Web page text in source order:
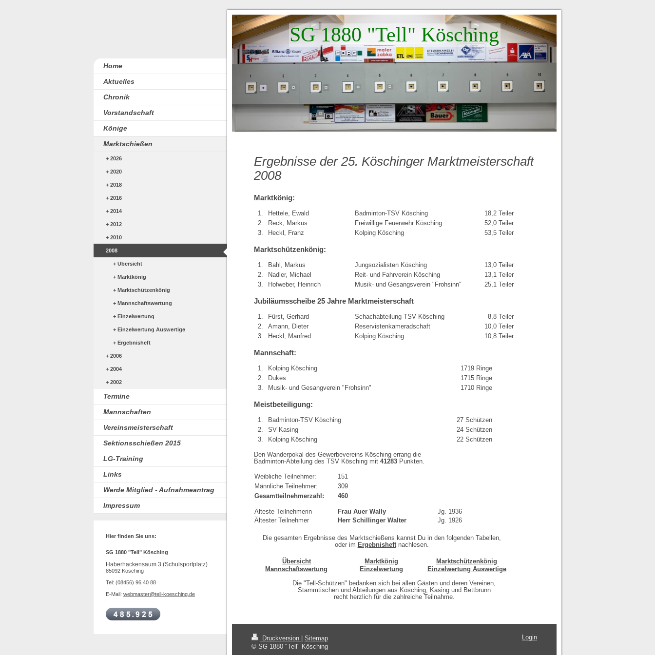
SG 1880 "Tell" Kösching
Ergebnisse der 25. Köschinger Marktmeisterschaft
2008
Marktkönig:
1. Hettele, Ewald Badminton-TSV Kösching
18,2 Teiler
2.
Reck, Markus Freiwillige Feuerwehr Kösching
52,0 Teiler
3.
Heckl, Franz Kolping Kösching 53,5 Teiler
Marktschützenkönig:
1. Bahl, Markus Jungsozialisten Kösching
13,0 Teiler
2.
Nadler, Michael Reit- und Fahrverein Kösching
13,1 Teiler
3.
Hofweber, Heinrich Musik- und Gesangsverein "Frohsinn" 25,1 Teiler
Jubiläumsscheibe 25 Jahre Marktmeisterschaft
1. Fürst, Gerhard Schachabteilung-TSV Kösching
8,8 Teiler
2.
Amann, Dieter Reservistenkameradschaft
10,0 Teiler
3.
Heckl, Manfred Kolping Kösching 10,8 Teiler
Mannschaft:
1. Kolping Kösching
1719 Ringe
2.
Dukes
1715 Ringe
3.
Musik- und Gesangverein "Frohsinn" 1710 Ringe
Meistbeteiligung:
1. Badminton-TSV Kösching
27 Schützen
2.
SV Kasing
24 Schützen
3.
Kolping Kösching 22 Schützen
Den Wanderpokal des Gewerbevereins Kösching errang die
Badminton-Abteilung des TSV Kösching mit 41283Punkten.
Weibliche Teilnehmer:
151
Männliche Teilnehmer:
309
Gesamtteilnehmerzahl:
460
Älteste Teilnehmerin Frau Auer Wally
Jg. 1936
Ältester Teilnehmer
Herr Schillinger Walter Jg. 1926
Die gesamten Ergebnisse des Marktschießens kannst Du in den folgenden Tabellen,
oder im Ergebnisheftnachlesen.
Übersicht Marktkönig
Marktschützenkönig
Mannschaftswertung
Einzelwertung Einzelwertung Auswertige
Die "Tell-Schützen" bedanken sich bei allen Gästen und deren Vereinen,
Stammtischen und Abteilungen aus Kösching, Kasing und Bettbrunn
recht herzlich für die zahlreiche Teilnahme.
Druckversion
Sitemap
© SG 1880 "Tell" Kösching
Login
Home
Aktuelles
Chronik
Vorstandschaft
Könige
Marktschießen
2026
2020
2018
2016
2014
2012
2010
2008
Übersicht
Marktkönig
Marktschützenkönig
Mannschaftswertung
Einzelwertung
Einzelwertung Auswertige
Ergebnisheft
2006
2004
2002
Termine
Mannschaften
Vereinsmeisterschaft
Sektionsschießen 2015
LG-Training
Links
Werde Mitglied - Aufnahmeantrag
Impressum
Hier finden Sie uns:
SG 1880 "Tell" Kösching
Haberhackensaum 3 (Schulsportplatz)
85092 Kösching
Tel: (08456) 96 40 88
E-Mail: webmaster@tell-koesching.de